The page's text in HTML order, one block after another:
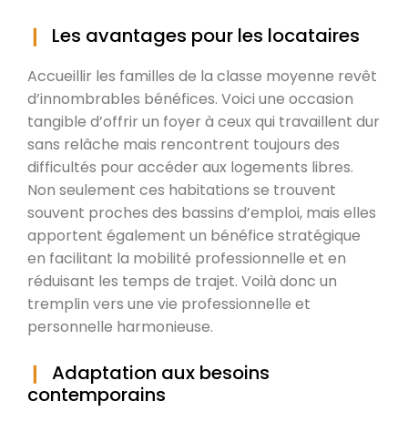
Les avantages pour les locataires
Accueillir les familles de la classe moyenne revêt
d’innombrables bénéfices. Voici une occasion
tangible d’offrir un foyer à ceux qui travaillent dur
sans relâche mais rencontrent toujours des
difficultés pour accéder aux logements libres.
Non seulement ces habitations se trouvent
souvent proches des bassins d’emploi, mais elles
apportent également un bénéfice stratégique
en facilitant la mobilité professionnelle et en
réduisant les temps de trajet. Voilà donc un
tremplin vers une vie professionnelle et
personnelle harmonieuse.
Adaptation aux besoins
contemporains